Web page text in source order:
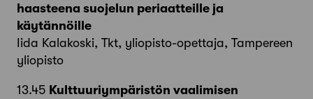
haasteena suojelun periaatteille ja
käytännöille
Iida Kalakoski, Tkt, yliopisto-opettaja, Tampereen
yliopisto
13.45 Kulttuuriympäristön vaalimisen